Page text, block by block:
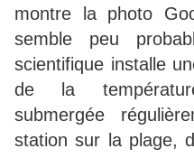
montre la photo
semble peu
scientifique installe
de la
submergée
station sur la plage,